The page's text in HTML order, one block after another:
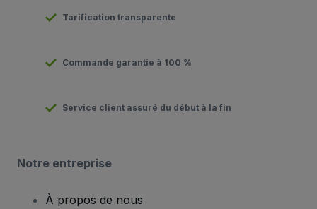
Tarification transparente
Commande garantie à 100 %
Service client assuré du début à la fin
Notre entreprise
À propos de nous